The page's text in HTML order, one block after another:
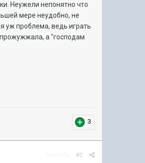
Неужели непонятно что
мере неудобно, не
уж проблема, ведь играть
а "господам
3
#2